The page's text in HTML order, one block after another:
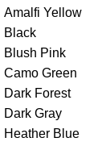
Amalfi Yellow
Black
Blush Pink
Camo Green
Dark Forest
Dark Gray
Heather Blue